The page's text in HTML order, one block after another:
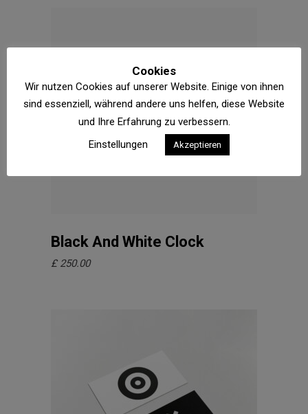
Black And White Clock
£ 250.00
Cookies
Wir nutzen Cookies auf unserer Website. Einige von ihnen
sind essenziell, während andere uns helfen, diese Website
und Ihre Erfahrung zu verbessern.
Einstellungen
Akzeptieren